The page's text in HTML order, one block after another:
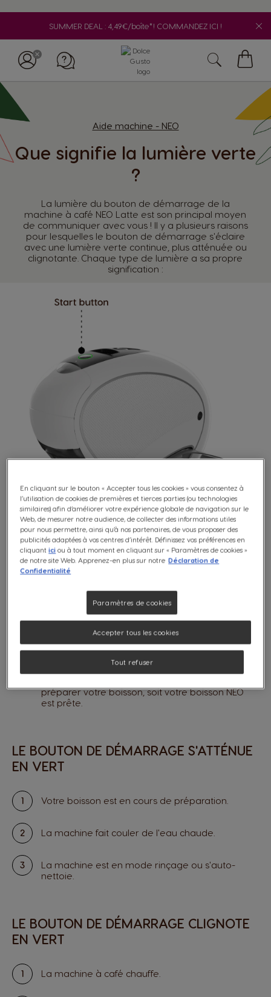
SUMMER DEAL : 4,49€/boîte*! COMMANDEZ ICI !
Appelez-nous
+32 (0)2 529 55 13
Aide machine - NEO
Que signifie la lumière verte
?
La lumière du bouton de démarrage de la
machine à café NEO Latte est son principal moyen
de communiquer avec vous ! Il y a plusieurs raisons
pour lesquelles le bouton de démarrage s'éclaire
avec une lumière verte continue, plus atténuée ou
clignotante. Chaque type de lumière a sa propre
signification :
LE BOUTON DE DÉMARRAGE S'ÉCLAIRE
EN VERT CONTINU
préparer votre boisson, soit votre boisson NEO
est prête.
LE BOUTON DE DÉMARRAGE S'ATTÉNUE
EN VERT
Votre boisson est en cours de préparation.
La machine fait couler de l'eau chaude.
La machine est en mode rinçage ou s'auto-
nettoie.
LE BOUTON DE DÉMARRAGE CLIGNOTE
EN VERT
La machine à café chauffe.
En cliquant sur le bouton « Accepter tous les cookies » vous consentez à
l’utilisation de cookies de premières et tierces parties (ou technologies
similaires) afin d’améliorer votre expérience globale de navigation sur le
Web, de mesurer notre audience, de collecter des informations utiles
pour nous permettre, ainsi qu’à nos partenaires, de vous proposer des
publicités adaptées à vos centres d’intérêt. Définissez vos préférences en
cliquantici ou à tout moment en cliquant sur « Paramètres de cookies »
de notre site Web. Apprenez-en plus sur notre Déclaration de
Confidentialité
Paramètres de cookies
Tout refuser
Accepter tous les cookies